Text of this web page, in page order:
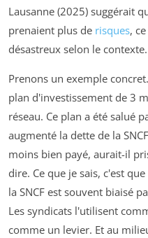
Lausanne (2025) suggérait
prenaient plus de risques,
désastreux selon le contexte.
Prenons un exemple
plan d'investissement de 3
réseau. Ce plan a été salué
augmenté la dette de la
moins bien payé, aurait-il
dire. Ce que je sais, c'est
la SNCF est souvent biaisé
Les syndicats l'utilisent
comme un levier. Et au